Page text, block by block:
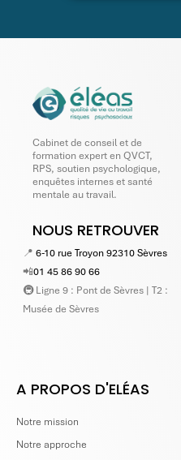
Cabinet de conseil et de
formation expert en QVCT,
RPS, soutien psychologique,
enquêtes internes et santé
mentale au travail.
NOUS RETROUVER
📍 6-10 rue Troyon 92310 Sèvres
📲01 45 86 90 66
🚇 Ligne 9 : Pont de Sèvres | T2 :
Musée de Sèvres
A PROPOS D'ELÉAS
Notre mission
Notre approche